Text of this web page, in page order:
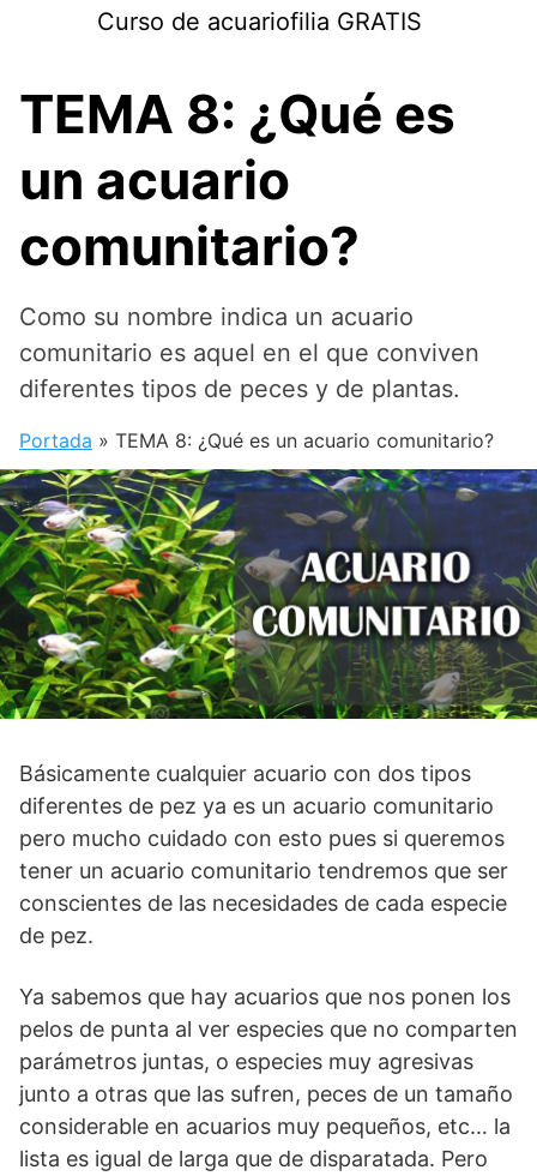
Curso de acuariofilia GRATIS
TEMA 8: ¿Qué es
un acuario
comunitario?
Como su nombre indica un acuario
comunitario es aquel en el que conviven
diferentes tipos de peces y de plantas.
Portada » TEMA 8: ¿Qué es un acuario comunitario?
Básicamente cualquier acuario con dos tipos
diferentes de pez ya es un acuario comunitario
pero mucho cuidado con esto pues si queremos
tener un acuario comunitario tendremos que ser
conscientes de las necesidades de cada especie
de pez.
Ya sabemos que hay acuarios que nos ponen los
pelos de punta al ver especies que no comparten
parámetros juntas, o especies muy agresivas
junto a otras que las sufren, peces de un tamaño
considerable en acuarios muy pequeños, etc… la
lista es igual de larga que de disparatada. Pero